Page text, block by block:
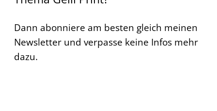
Dann abonniere am besten gleich meinen
Newsletter und verpasse keine Infos mehr
dazu.